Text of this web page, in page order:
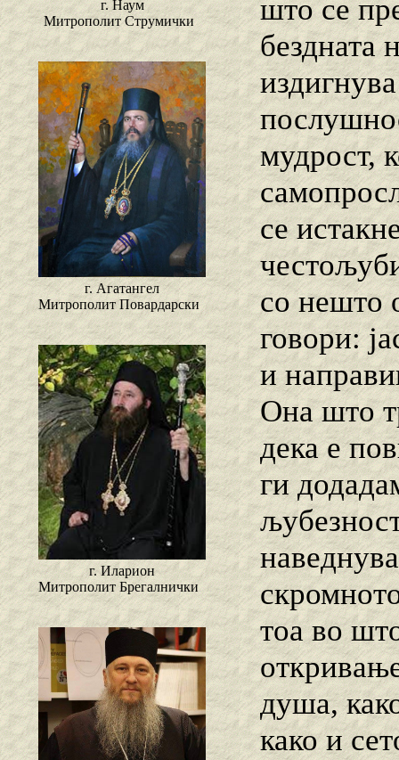
г. Наум
Митрополит Струмички
г. Агатангел
Митрополит Повардарски
г. Иларион
Митрополит Брегалнички
што се
бездната
мудрост,
се
со нешто
говори:
и
Она што
дека е
ги
тоа во
душа,
како и